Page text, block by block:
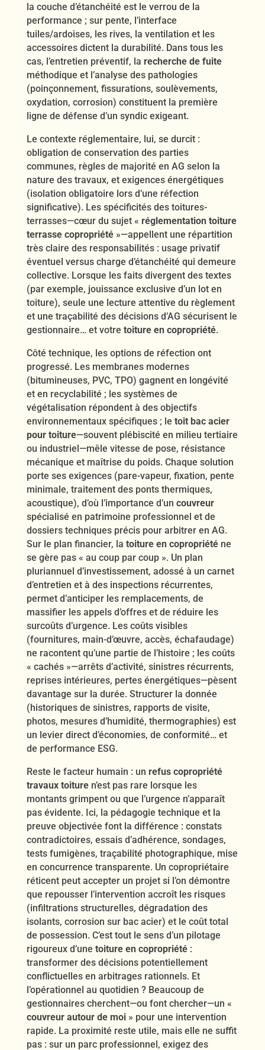
la couche d’étanchéité est le verrou de la
performance ; sur pente, l’interface
tuiles/ardoises, les rives, la ventilation et les
accessoires dictent la durabilité. Dans tous les
cas, l’entretien préventif, la recherche de fuite
méthodique et l’analyse des pathologies
(poinçonnement, fissurations, soulèvements,
oxydation, corrosion) constituent la première
ligne de défense d’un syndic exigeant.
Le contexte réglementaire, lui, se durcit :
obligation de conservation des parties
communes, règles de majorité en AG selon la
nature des travaux, et exigences énergétiques
(isolation obligatoire lors d’une réfection
significative). Les spécificités des toitures-
terrasses—cœur du sujet « réglementation toiture
terrasse copropriété»—appellent une répartition
très claire des responsabilités : usage privatif
éventuel versus charge d’étanchéité qui demeure
collective. Lorsque les faits divergent des textes
(par exemple, jouissance exclusive d’un lot en
toiture), seule une lecture attentive du règlement
et une traçabilité des décisions d’AG sécurisent le
gestionnaire… et votre toiture en copropriété.
Côté technique, les options de réfection ont
progressé. Les membranes modernes
(bitumineuses, PVC, TPO) gagnent en longévité
et en recyclabilité ; les systèmes de
végétalisation répondent à des objectifs
environnementaux spécifiques ; le toit bac acier
pour toiture—souvent plébiscité en milieu tertiaire
ou industriel—mêle vitesse de pose, résistance
mécanique et maîtrise du poids. Chaque solution
porte ses exigences (pare-vapeur, fixation, pente
minimale, traitement des ponts thermiques,
acoustique), d’où l’importance d’un couvreur
spécialisé en patrimoine professionnel et de
dossiers techniques précis pour arbitrer en AG.
Sur le plan financier, la toiture en copropriéténe
se gère pas « au coup par coup ». Un plan
pluriannuel d’investissement, adossé à un carnet
d’entretien et à des inspections récurrentes,
permet d’anticiper les remplacements, de
massifier les appels d’offres et de réduire les
surcoûts d’urgence. Les coûts visibles
(fournitures, main-d’œuvre, accès, échafaudage)
ne racontent qu’une partie de l’histoire ; les coûts
« cachés »—arrêts d’activité, sinistres récurrents,
reprises intérieures, pertes énergétiques—pèsent
davantage sur la durée. Structurer la donnée
(historiques de sinistres, rapports de visite,
photos, mesures d’humidité, thermographies) est
un levier direct d’économies, de conformité… et
de performance ESG.
Reste le facteur humain : un refus copropriété
travaux toituren’est pas rare lorsque les
montants grimpent ou que l’urgence n’apparaît
pas évidente. Ici, la pédagogie technique et la
preuve objectivée font la différence : constats
contradictoires, essais d’adhérence, sondages,
tests fumigènes, traçabilité photographique, mise
en concurrence transparente. Un copropriétaire
réticent peut accepter un projet si l’on démontre
que repousser l’intervention accroît les risques
(infiltrations structurelles, dégradation des
isolants, corrosion sur bac acier) et le coût total
de possession. C’est tout le sens d’un pilotage
rigoureux d’une toiture en copropriété:
transformer des décisions potentiellement
conflictuelles en arbitrages rationnels. Et
l’opérationnel au quotidien ? Beaucoup de
gestionnaires cherchent—ou font chercher—un «
couvreur autour de moi» pour une intervention
rapide. La proximité reste utile, mais elle ne suffit
pas : sur un parc professionnel, exigez des